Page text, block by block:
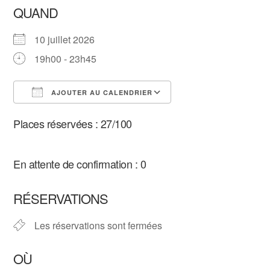
QUAND
10 juillet 2026
19h00 - 23h45
AJOUTER AU CALENDRIER
Places réservées : 27/100
En attente de confirmation : 0
RÉSERVATIONS
Les réservations sont fermées
OÙ